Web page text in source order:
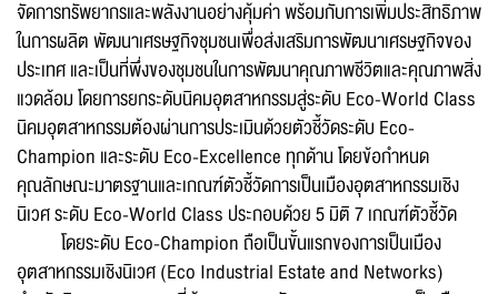
จัดการทรัพยากรและพลังงานอย่างคุ้มค่า พร้อมกับการเพิ่มประสิทธิภาพ
ในการผลิต พัฒนาเศรษฐกิจชุมชนเพื่อส่งเสริมการพัฒนาเศรษฐกิจของ
ประเทศ และเป็นที่พึ่งของชุมชนในการพัฒนาคุณภาพชีวิตและคุณภาพสิ่ง
แวดล้อม โดยการยกระดับนิคมอุตสาหกรรมสู่ระดับ Eco-World Class
นิคมอุตสาหกรรมต้องผ่านการประเมินด้วยตัวชี้วัดระดับ Eco-
Champion และระดับ Eco-Excellence ทุกด้าน โดยข้อกำหนด
คุณลักษณะมาตรฐานและเกณฑ์ตัวชี้วัดการเป็นเมืองอุตสาหกรรมเชิง
นิเวศ ระดับ Eco-World Class ประกอบด้วย 5 มิติ 7 เกณฑ์ตัวชี้วัด
โดยระดับ Eco-Champion ถือเป็นขั้นแรกของการเป็นเมือง
อุตสาหกรรมเชิงนิเวศ (Eco Industrial Estate and Networks)